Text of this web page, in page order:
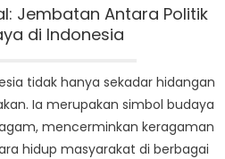
Jembatan Antara Politik
di Indonesia
tidak hanya sekadar hidangan
Ia merupakan simbol budaya
mencerminkan keragaman
hidup masyarakat di berbagai